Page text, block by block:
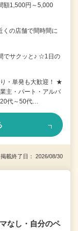
額1,500円～5,000
の店舗で間時間に
でサクッと♪ ☆1日の
・単発も大歓迎！ ★
主・パート・アルバ
20代～50代…
載終了日： 2026/08/30
なし・自分のペ